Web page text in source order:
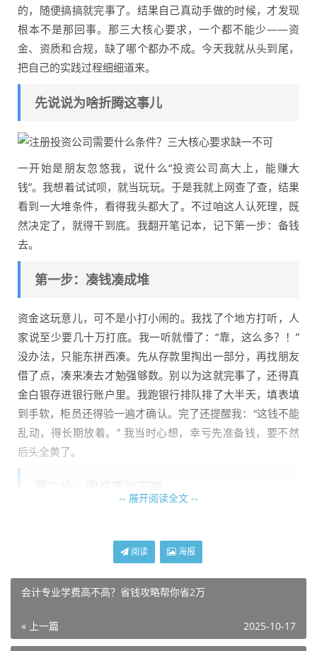
的，随便搞搞就完事了。结果自己真动手做的时候，才发现
根本不是那回事。那三大核心要求，一个都不能少——资
金、资质和合规，缺了哪个都办不成。今天我就从头到尾，
把自己的实践过程细细道来。
先说说为啥折腾这事儿
一开始是朋友忽悠我，说什么“投资公司高大上，能赚大
钱”。我想着试试呗，就当玩玩。于是我就上网查了查，结果
看到一大堆条件，看得我头都大了。不过咱这人认死理，既
然决定了，就得干到底。我翻开笔记本，记下第一步：备钱
去。
第一步：凑钱凑成堆
资金这玩意儿，可不是小打小闹的。我找了个地方打听，人
家说至少要几十万打底。我一听就懵了：“靠，这么多？！”
没办法，只能东拼西凑。先从存款里掏出一部分，再找朋友
借了点，凑来凑去才勉强够数。别以为这就完事了，还得真
金白银存进银行账户里。我跑银行排队排了大半天，填表填
到手软，柜员还得验一遍才确认。完了还提醒我：“这钱不能
乱动，得长期放着。” 我当时心想，幸亏先准备钱，要不然
后头全黄了。
管部门盖章。我跑到当地那个监管部门办公室，一进门就被
问：“你搞清楚了申请材料不？”我跟个傻子似的摇头，结果
人家甩给我一沓表格：“按这个填。”里头密密麻麻的条款，
我蹲在楼道里翻了好几天，才勉强填完。结果第一次去送，
居然被打回来了——说我股东结构不行，必须得有专业人士
加入。我没办法，只好硬着头皮找来个律师朋友帮忙签名，
-- 展开阅读全文 --
阅读 海报
会计专业学费高不高？省钱攻略帮你省2万
« 上一篇 2025-10-17